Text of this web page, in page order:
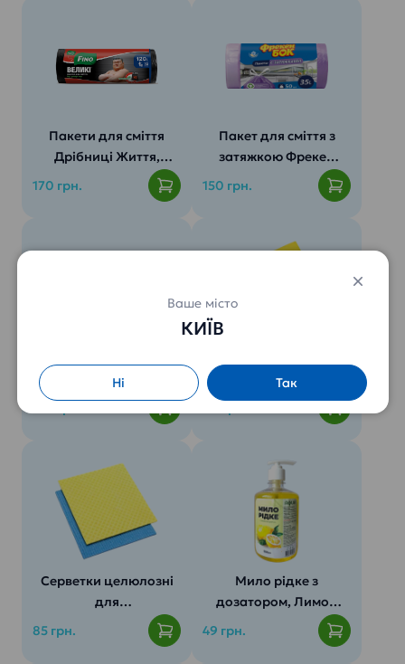
Пакети для сміття
Дрібниці Життя,
великі 120л/10шт.
170 грн.
Пакет для сміття з
затяжкою Фрекен
БОК 35л/50шт.
150 грн.
Фрекен БОК з
ручками 35л/50шт
для прибирання
(10шт/пач.)
Серветки целюлозні
для
прибирання (10шт./
85 грн.
Мило рідке з
дозатором, Лимон
49 грн.
Ваше місто
КИЇВ
Ні Так